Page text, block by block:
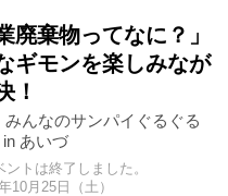
廃棄物ってなに？」
ギモンを楽しみなが
！
みんなのサンパイぐるぐる
あいづ
トは終了しました。
10月25日（土）